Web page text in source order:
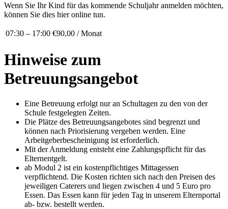
Wenn Sie Ihr Kind für das kommende Schuljahr anmelden möchten,
können Sie dies hier online tun.
07:30 – 17:00 €90,00 / Monat
Hinweise zum
Betreuungsangebot
Eine Betreuung erfolgt nur an Schultagen zu den von der
Schule festgelegten Zeiten.
Die Plätze des Betreuungsangebotes sind begrenzt und
können nach Priorisierung vergeben werden. Eine
Arbeitgeberbescheinigung ist erforderlich.
Mit der Anmeldung entsteht eine Zahlungspflicht für das
Elternentgelt.
ab Modul 2 ist ein kostenpflichtiges Mittagessen
verpflichtend. Die Kosten richten sich nach den Preisen des
jeweiligen Caterers und liegen zwischen 4 und 5 Euro pro
Essen. Das Essen kann für jeden Tag in unserem Elternportal
ab- bzw. bestellt werden.